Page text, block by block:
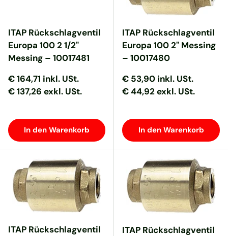
ITAP Rückschlagventil
Europa 100 2 1/2"
Messing – 10017481
Normaler Preis
Normaler Preis
€ 164,71 inkl. USt.
€ 137,26 exkl. USt.
In den Warenkorb
ITAP Rückschlagventil
Europa 100 2" Messing
– 10017480
Normaler Preis
Normaler Preis
€ 53,90 inkl. USt.
€ 44,92 exkl. USt.
In den Warenkorb
ITAP Rückschlagventil
ITAP Rückschlagventil